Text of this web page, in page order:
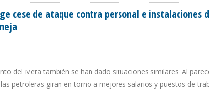
cese de ataque contra personal e
del Meta también se han dado situaciones similares. Al
petroleras giran en torno a mejores salarios y puestos de